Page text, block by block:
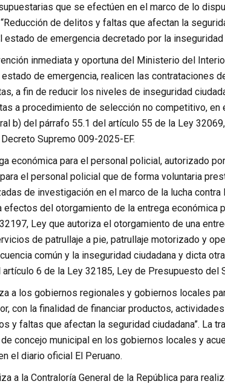
que se efectúen en el marco de lo
de delitos y faltas que afectan la
estado de emergencia decretado por la inseguridad
inmediata y oportuna del Ministerio del
estado de emergencia, realicen las contrataciones
a fin de reducir los niveles de inseguridad
a procedimiento de selección no competitivo,
b) del párrafo 55.1 del artículo 55 de la Ley
Supremo 009-2025-EF.
económica para el personal policial, autorizado
el personal policial que de forma voluntaria
de investigación en el marco de la lucha
efectos del otorgamiento de la entrega económica
Ley que autoriza el otorgamiento de una
de patrullaje a pie, patrullaje motorizado y
común y la inseguridad ciudadana y dicta
6 de la Ley 32185, Ley de Presupuesto del
a los gobiernos regionales y gobiernos locales
con la finalidad de financiar productos,
y faltas que afectan la seguridad ciudadana”. La
concejo municipal en los gobiernos locales y
el diario oficial El Peruano.
a la Contraloría General de la República para